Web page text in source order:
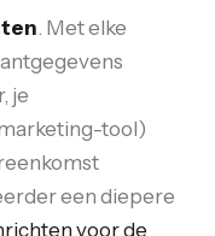
. Met elke
je
tool)
een diepere
voor de